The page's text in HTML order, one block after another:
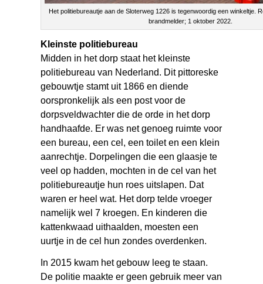
Het politiebureautje aan de Sloterweg 1226 is tegenwoordig een winkeltje.
brandmelder; 1 oktober 2022.
Kleinste politiebureau
Midden in het dorp staat het kleinste
politiebureau van Nederland. Dit pittoreske
gebouwtje stamt uit 1866 en diende
oorspronkelijk als een post voor de
dorpsveldwachter die de orde in het dorp
handhaafde. Er was net genoeg ruimte voor
een bureau, een cel, een toilet en een klein
aanrechtje. Dorpelingen die een glaasje te
veel op hadden, mochten in de cel van het
politiebureautje hun roes uitslapen. Dat
waren er heel wat. Het dorp telde vroeger
namelijk wel 7 kroegen. En kinderen die
kattenkwaad uithaalden, moesten een
uurtje in de cel hun zondes overdenken.
In 2015 kwam het gebouw leeg te staan.
De politie maakte er geen gebruik meer van